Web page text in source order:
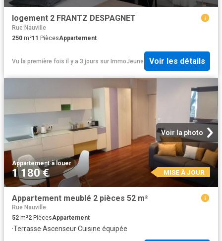
logement 2 FRANTZ DESPAGNET
Rue Nauville
250 m²11 PiècesAppartement
Vu la première fois il y a 3 jours sur ImmoJeune Voir les détails
Voir la photo
Appartement·à louer
1 180 € MISE À JOUR
Appartement meublé 2 pièces 52 m²
Rue Nauville
52 m²2 PiècesAppartement
·Terrasse·Ascenseur·Cuisine équipée